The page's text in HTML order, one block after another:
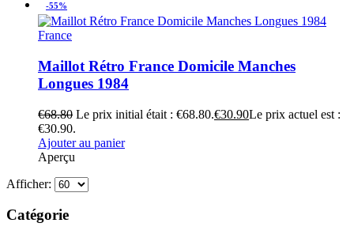
-55%
France
Maillot Rétro France Domicile Manches
Longues 1984
€68.80 Le prix initial était : €68.80.€30.90Le prix actuel est :
€30.90.
Ajouter au panier
Aperçu
Afficher:
Catégorie